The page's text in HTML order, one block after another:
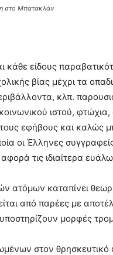
στο Μπατακλάν
είδους
βίας μέχρι τα
κλπ.
ιστού, φτώχια,
εφήβους και καλώς
οι Έλληνες
τις ιδιαίτερα
ατόμων καταπίνει
από παρέες με
μορφές
στον θρησκευτικό